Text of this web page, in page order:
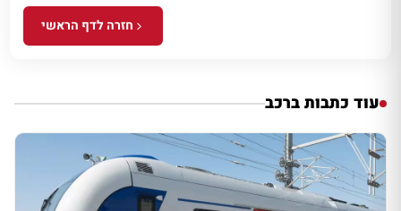
חזרה לדף הראשי
עוד כתבות ברכב